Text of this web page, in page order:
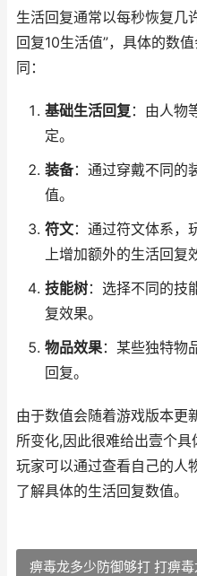
生活回复通常以每秒恢复几
回复10生活值”，具体的数
同：
基础生活回复 ：由人物
定。
装备：通过穿戴不同的
值。
符文：通过符文体系，
上增加额外的生活回复
技能树：选择不同的技
复效果。
物品效果：某些独特物
回复。
由于数值会随着游戏版本更
所变化,因此很难给出壹个具
玩家可以通过查看自己的人
了解具体的生活回复数值。
痹毒龙多少防御够打 打痹